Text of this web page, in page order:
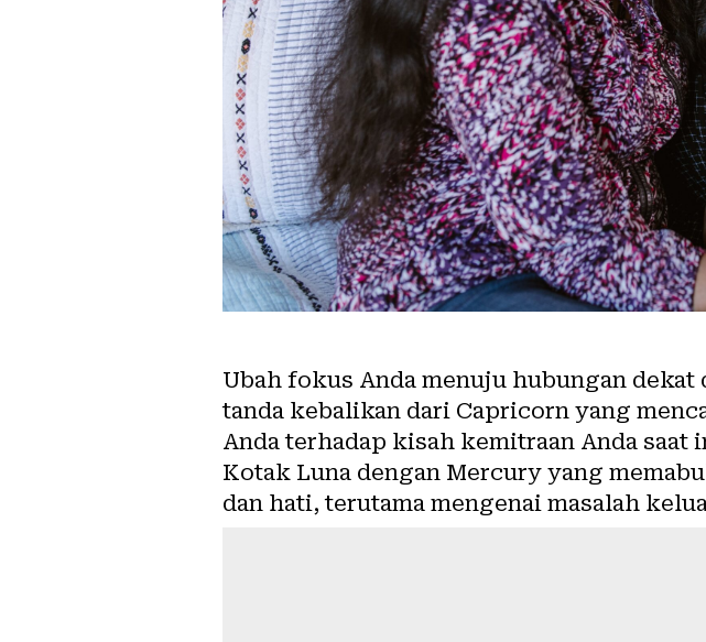
Ubah fokus Anda menuju hubungan
tanda kebalikan dari Capricorn yang
Anda terhadap kisah kemitraan Anda saat
Kotak Luna dengan Mercury yang
dan hati, terutama mengenai masalah